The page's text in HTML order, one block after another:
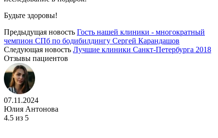
Будьте здоровы!
Предыдущая новость Гость нашей клиники - многократный
чемпион СПб по бодибилдингу Сергей Карандашов
Следующая новость Лучшие клиники Санкт-Петербурга 2018
Отзывы пациентов
07.11.2024
Юлия Антонова
4.5 из 5